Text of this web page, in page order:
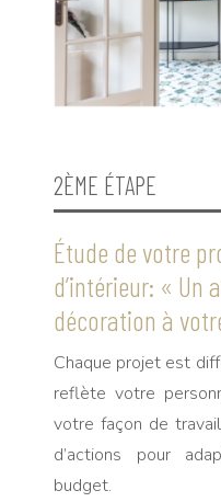
2ÈME ÉTAPE
Étude de votre
d’intérieur: « Un
décoration à
Chaque projet est
reflète votre
votre façon de
d’actions pour
budget.